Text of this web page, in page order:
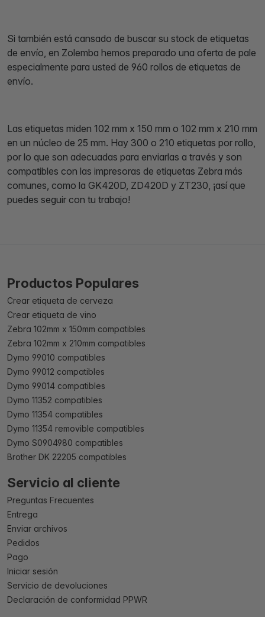
Si también está cansado de buscar su stock de etiquetas
de envío, en Zolemba hemos preparado una oferta de pale
especialmente para usted de 960 rollos de etiquetas de
envío.
Las etiquetas miden 102 mm x 150 mm o 102 mm x 210 mm
en un núcleo de 25 mm. Hay 300 o 210 etiquetas por rollo,
por lo que son adecuadas para enviarlas a través y son
compatibles con las impresoras de etiquetas Zebra más
comunes, como la GK420D, ZD420D y ZT230, ¡así que
puedes seguir con tu trabajo!
Productos Populares
Crear etiqueta de cerveza
Crear etiqueta de vino
Zebra 102mm x 150mm compatibles
Zebra 102mm x 210mm compatibles
Dymo 99010 compatibles
Dymo 99012 compatibles
Dymo 99014 compatibles
Dymo 11352 compatibles
Dymo 11354 compatibles
Dymo 11354 removible compatibles
Dymo S0904980 compatibles
Brother DK 22205 compatibles
Servicio al cliente
Preguntas Frecuentes
Entrega
Enviar archivos
Pedidos
Pago
Iniciar sesión
Servicio de devoluciones
Declaración de conformidad PPWR